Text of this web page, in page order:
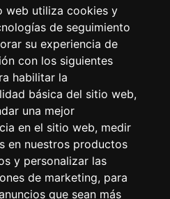
web utiliza cookies y
de seguimiento
su experiencia de
con los siguientes
habilitar la
básica del sitio web,
una mejor
en el sitio web, medir
en nuestros productos
y personalizar las
de marketing, para
que sean más
Bilbao